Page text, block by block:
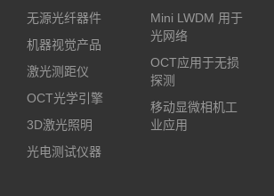
无源光纤器件
机器视觉产品
激光测距仪
OCT光学引擎
3D激光照明
光电测试仪器
Mini LWDM 用于
光网络
OCT应用于无损
探测
移动显微相机工
业应用